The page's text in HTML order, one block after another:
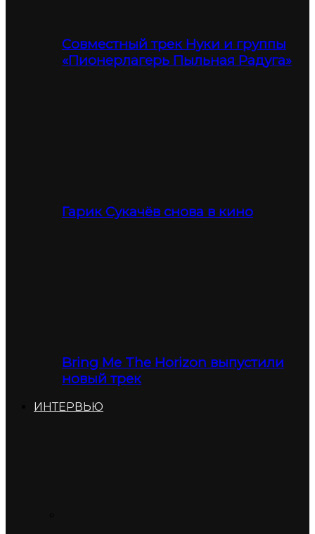
Совместный трек Нуки и группы
«Пионерлагерь Пыльная Радуга»
Гарик Сукачёв снова в кино
Bring Me The Horizon выпустили
новый трек
ИНТЕРВЬЮ